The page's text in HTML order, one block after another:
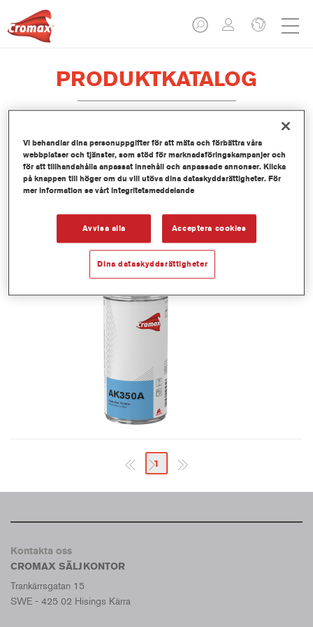
PRODUKTKATALOG
AK350A Fade-Out Thinner
Artikelnummer AK350A 1.00 EA
Mer information
1
Kontakta oss
CROMAX SÄLJKONTOR
Trankärrsgatan 15
SWE - 425 02 Hisings Kärra
Vi behandlar dina personuppgifter för att mäta och förbättra våra
webbplatser och tjänster, som stöd för marknadsföringskampanjer och
för att tillhandahålla anpassat innehåll och anpassade annonser. Klicka
på knappen till höger om du vill utöva dina dataskyddsrättigheter. För
mer information se vårt integritetsmeddelande
Avvisa alla Acceptera cookies
Dina dataskyddsrättigheter